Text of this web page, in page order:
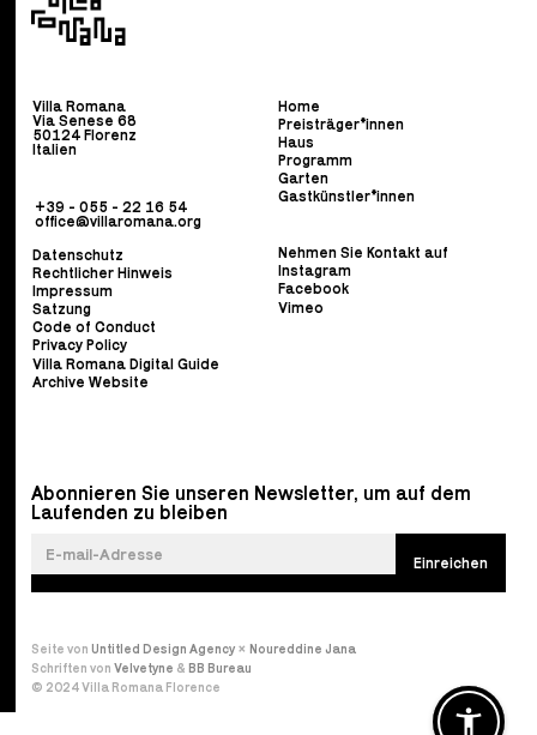
Villa Romana
Via Senese 68
50124 Florenz
Italien
+39 - 055 - 22 16 54
office@villaromana.org
Home
Preisträger*innen
Haus
Programm
Garten
Gastkünstler*innen
Datenschutz
Rechtlicher Hinweis
Impressum
Satzung
Code of Conduct
Privacy Policy
Villa Romana Digital Guide
Archive Website
Nehmen Sie Kontakt auf
Instagram
Facebook
Vimeo
Abonnieren Sie unseren Newsletter, um auf dem
Laufenden zu bleiben
Seite von Untitled Design Agency× Noureddine Jana
Schriften von Velvetyne & BB Bureau
© 2024 Villa Romana Florence